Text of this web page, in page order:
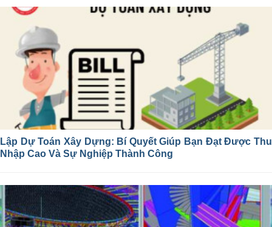
Lập Dự Toán Xây Dựng: Bí Quyết Giúp Bạn Đạt Được Thu
Nhập Cao Và Sự Nghiệp Thành Công